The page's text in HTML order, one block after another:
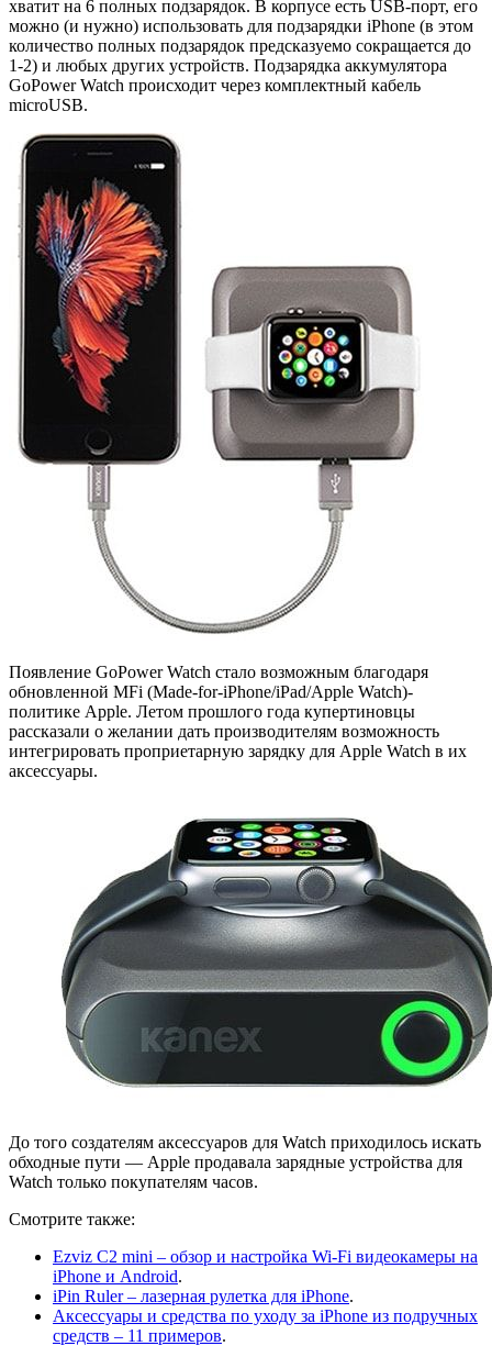
хватит на 6 полных подзарядок. В корпусе есть USB-порт, его
можно (и нужно) использовать для подзарядки iPhone (в этом
количество полных подзарядок предсказуемо сокращается до
1-2) и любых других устройств. Подзарядка аккумулятора
GoPower Watch происходит через комплектный кабель
microUSB.
Появление GoPower Watch стало возможным благодаря
обновленной MFi (Made-for-iPhone/iPad/Apple Watch)-
политике Apple. Летом прошлого года купертиновцы
рассказали о желании дать производителям возможность
интегрировать проприетарную зарядку для Apple Watch в их
аксессуары.
До того создателям аксессуаров для Watch приходилось искать
обходные пути — Apple продавала зарядные устройства для
Watch только покупателям часов.
Смотрите также:
Ezviz C2 mini – обзор и настройка Wi-Fi видеокамеры на
iPhone и Android.
iPin Ruler – лазерная рулетка для iPhone.
Аксессуары и средства по уходу за iPhone из подручных
средств – 11 примеров.